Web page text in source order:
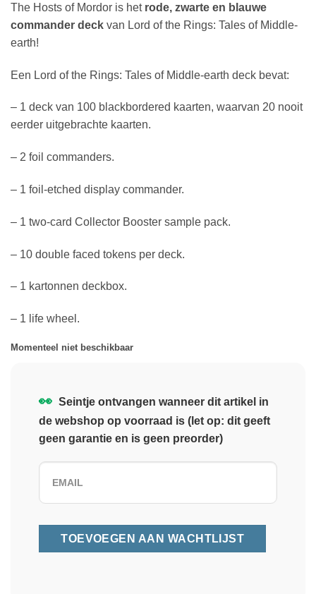
The Hosts of Mordor is het rode, zwarte en blauwe
commander deck van Lord of the Rings: Tales of Middle-
earth!
Een Lord of the Rings: Tales of Middle-earth deck bevat:
– 1 deck van 100 blackbordered kaarten, waarvan 20 nooit
eerder uitgebrachte kaarten.
– 2 foil commanders.
– 1 foil-etched display commander.
– 1 two-card Collector Booster sample pack.
– 10 double faced tokens per deck.
– 1 kartonnen deckbox.
– 1 life wheel.
Momenteel niet beschikbaar
👀 Seintje ontvangen wanneer dit artikel in
de webshop op voorraad is (let op: dit geeft
geen garantie en is geen preorder)